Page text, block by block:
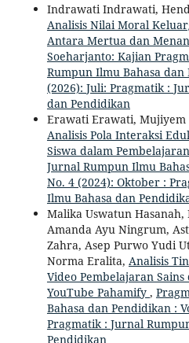
Indrawati Indrawati,
Analisis Nilai Moral
Antara Mertua dan
Soeharjanto: Kajian
Rumpun Ilmu Bahasa dan
(2026): Juli: Pragmatik :
dan Pendidikan
Erawati Erawati, Mujiyem
Analisis Pola Interaksi
Siswa dalam
Jurnal Rumpun Ilmu
No. 4 (2024): Oktober :
Ilmu Bahasa dan
Malika Uswatun
Amanda Ayu Ningrum,
Zahra, Asep Purwo Yudi
Norma Eralita, Analisis
Video Pembelajaran
YouTube Pahamify ,
Bahasa dan Pendidikan :
Pragmatik : Jurnal
Pendidikan